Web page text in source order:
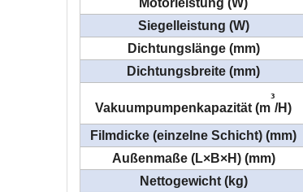
Motorleistung (W)
Siegelleistung (W)
Dichtungslänge (mm)
Dichtungsbreite (mm)
Vakuumpumpenkapazität (m
³
/H)
Filmdicke (einzelne Schicht) (mm)
Außenmaße (L×B×H) (mm)
Nettogewicht (kg)